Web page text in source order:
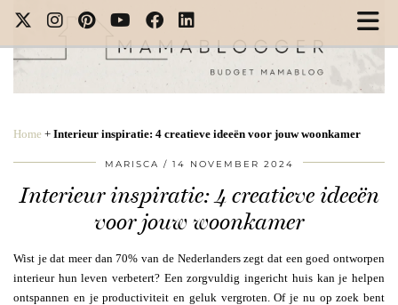
Home + Interieur inspiratie: 4 creatieve ideeën voor jouw woonkamer
MARISCA 14 NOVEMBER 2024
Interieur inspiratie: 4 creatieve ideeën
voor jouw woonkamer
Wist je dat meer dan 70% van de Nederlanders zegt dat een goed ontworpen
interieur hun leven verbetert? Een zorgvuldig ingericht huis kan je helpen
ontspannen en je productiviteit en geluk vergroten. Of je nu op zoek bent